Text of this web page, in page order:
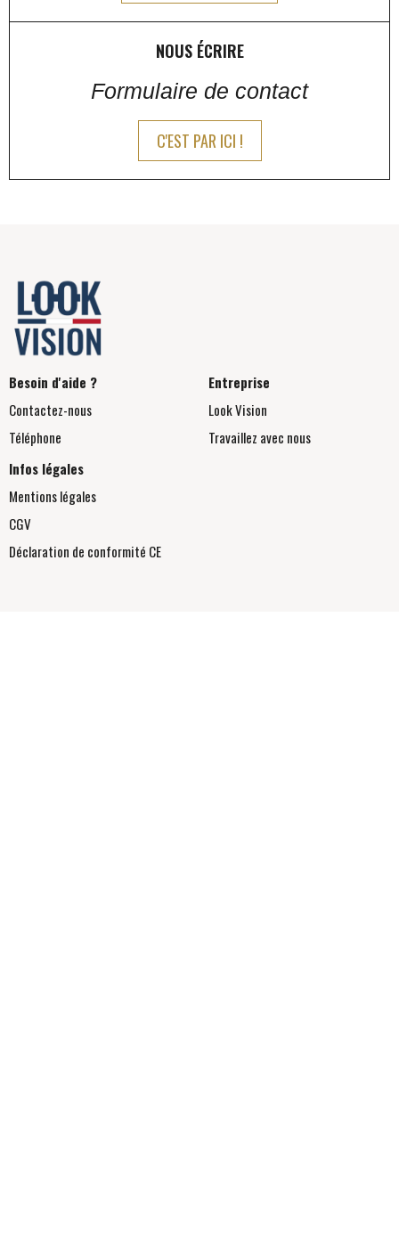
NOUS ÉCRIRE
Formulaire de contact
C'EST PAR ICI !
Besoin d'aide ?
Contactez-nous
Téléphone
Entreprise
Look Vision
Travaillez avec nous
Infos légales
Mentions légales
CGV
Déclaration de conformité CE